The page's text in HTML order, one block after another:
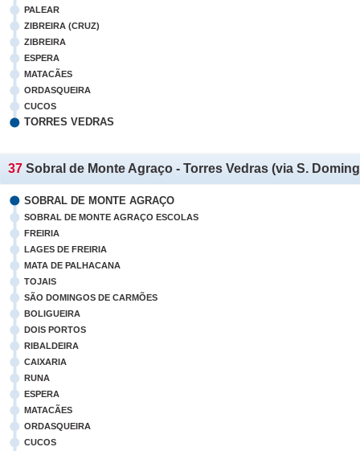
PALEAR
ZIBREIRA (CRUZ)
ZIBREIRA
ESPERA
MATACÃES
ORDASQUEIRA
CUCOS
TORRES VEDRAS
37 Sobral de Monte Agraço - Torres Vedras (via S.
SOBRAL DE MONTE AGRAÇO
SOBRAL DE MONTE AGRAÇO ESCOLAS
FREIRIA
LAGES DE FREIRIA
MATA DE PALHACANA
TOJAIS
SÃO DOMINGOS DE CARMÕES
BOLIGUEIRA
DOIS PORTOS
RIBALDEIRA
CAIXARIA
RUNA
ESPERA
MATACÃES
ORDASQUEIRA
CUCOS